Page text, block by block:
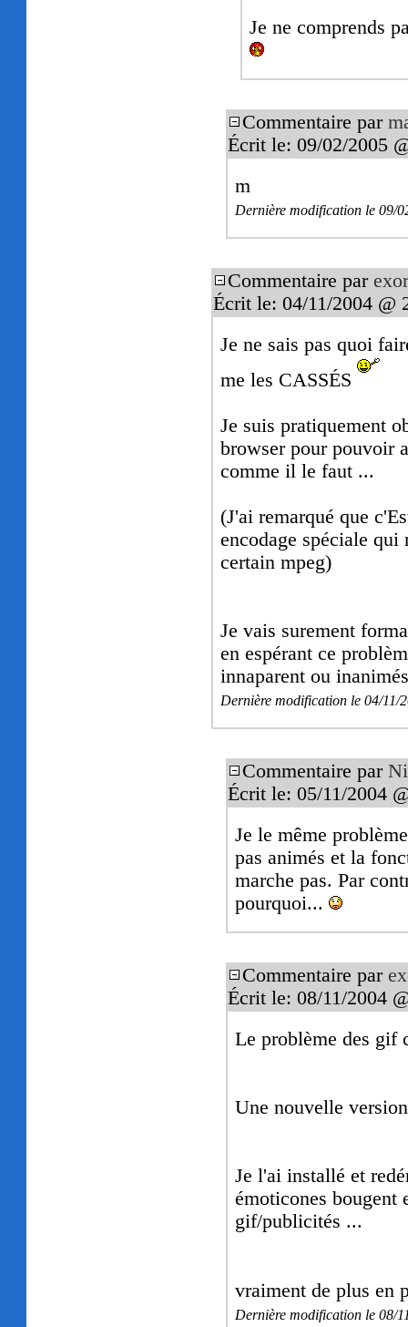
Je ne comprends
Commentaire par
Écrit le: 09/02/2005
m
Dernière modification le 09/
Commentaire par
Écrit le: 04/11/2004 @
Je ne sais pas quoi
me les CASSÉS
Je suis pratiquement
browser pour pouvoir
comme il le faut ...
(J'ai remarqué que
encodage spéciale
certain mpeg)
Je vais surement
en espérant ce
innaparent ou
Dernière modification le 04/11/
Commentaire par
Écrit le: 05/11/2004
Je le même
pas animés et la
marche pas. Par
pourquoi...
Commentaire par
Écrit le: 08/11/2004
Le problème des gif
Une nouvelle
Je l'ai installé et
émoticones bougent
gif/publicités ...
vraiment de plus en
Dernière modification le 08/